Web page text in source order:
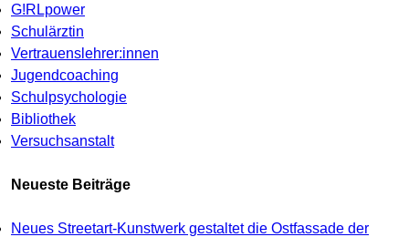
G!RLpower
Schulärztin
Vertrauenslehrer:innen
Jugendcoaching
Schulpsychologie
Bibliothek
Versuchsanstalt
Neueste Beiträge
Neues Streetart-Kunstwerk gestaltet die Ostfassade der